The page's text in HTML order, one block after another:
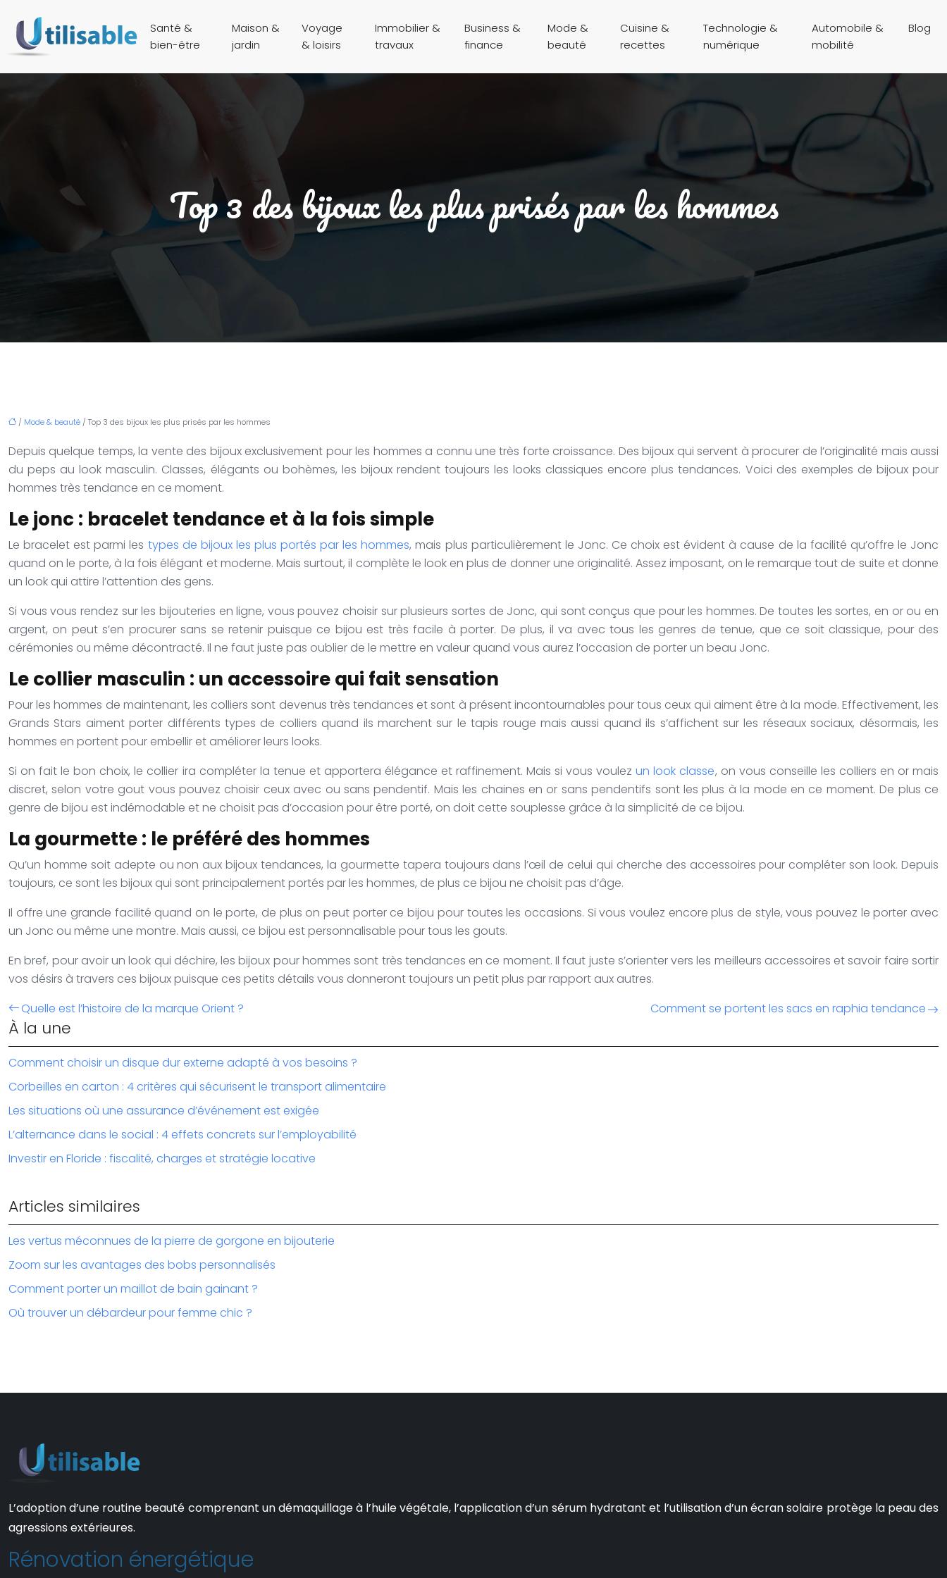
Santé &
bien-être
Maison &
jardin
Voyage
& loisirs
Immobilier &
travaux
Business &
finance
Mode &
beauté
Cuisine &
recettes
Technologie &
numérique
Automobile &
mobilité
Blog
Top 3 des bijoux les plus prisés par les hommes
/ Mode & beauté / Top 3 des bijoux les plus prisés par les hommes
Depuis quelque temps, la vente des bijoux exclusivement pour les hommes a connu une très forte croissance. Des bijoux qui servent à procurer de l’originalité mais aussi
du peps au look masculin. Classes, élégants ou bohèmes, les bijoux rendent toujours les looks classiques encore plus tendances. Voici des exemples de bijoux pour
hommes très tendance en ce moment.
Le jonc : bracelet tendance et à la fois simple
Le bracelet est parmi les types de bijoux les plus portés par les hommes, mais plus particulièrement le Jonc. Ce choix est évident à cause de la facilité qu’offre le Jonc
quand on le porte, à la fois élégant et moderne. Mais surtout, il complète le look en plus de donner une originalité. Assez imposant, on le remarque tout de suite et donne
un look qui attire l’attention des gens.
Si vous vous rendez sur les bijouteries en ligne, vous pouvez choisir sur plusieurs sortes de Jonc, qui sont conçus que pour les hommes. De toutes les sortes, en or ou en
argent, on peut s’en procurer sans se retenir puisque ce bijou est très facile à porter. De plus, il va avec tous les genres de tenue, que ce soit classique, pour des
cérémonies ou même décontracté. Il ne faut juste pas oublier de le mettre en valeur quand vous aurez l’occasion de porter un beau Jonc.
Le collier masculin : un accessoire qui fait sensation
Pour les hommes de maintenant, les colliers sont devenus très tendances et sont à présent incontournables pour tous ceux qui aiment être à la mode. Effectivement, les
Grands Stars aiment porter différents types de colliers quand ils marchent sur le tapis rouge mais aussi quand ils s’affichent sur les réseaux sociaux, désormais, les
hommes en portent pour embellir et améliorer leurs looks.
Si on fait le bon choix, le collier ira compléter la tenue et apportera élégance et raffinement. Mais si vous voulezun look classe, on vous conseille les colliers en or mais
discret, selon votre gout vous pouvez choisir ceux avec ou sans pendentif. Mais les chaines en or sans pendentifs sont les plus à la mode en ce moment. De plus ce
genre de bijou est indémodable et ne choisit pas d’occasion pour être porté, on doit cette souplesse grâce à la simplicité de ce bijou.
La gourmette : le préféré des hommes
Qu’un homme soit adepte ou non aux bijoux tendances, la gourmette tapera toujours dans l’œil de celui qui cherche des accessoires pour compléter son look. Depuis
toujours, ce sont les bijoux qui sont principalement portés par les hommes, de plus ce bijou ne choisit pas d’âge.
Il offre une grande facilité quand on le porte, de plus on peut porter ce bijou pour toutes les occasions. Si vous voulez encore plus de style, vous pouvez le porter avec
un Jonc ou même une montre. Mais aussi, ce bijou est personnalisable pour tous les gouts.
En bref, pour avoir un look qui déchire, les bijoux pour hommes sont très tendances en ce moment. Il faut juste s’orienter vers les meilleurs accessoires et savoir faire sortir
vos désirs à travers ces bijoux puisque ces petits détails vous donneront toujours un petit plus par rapport aux autres.
Quelle est l’histoire de la marque Orient ?
Comment se portent les sacs en raphia tendance
À la une
Comment choisir un disque dur externe adapté à vos besoins ?
Corbeilles en carton : 4 critères qui sécurisent le transport alimentaire
Les situations où une assurance d’événement est exigée
L’alternance dans le social : 4 effets concrets sur l’employabilité
Investir en Floride : fiscalité, charges et stratégie locative
Articles similaires
Les vertus méconnues de la pierre de gorgone en bijouterie
Zoom sur les avantages des bobs personnalisés
Comment porter un maillot de bain gainant ?
Où trouver un débardeur pour femme chic ?
L’adoption d’une routine beauté comprenant un démaquillage à l’huile végétale, l’application d’un sérum hydratant et l’utilisation d’un écran solaire protège la peau des
agressions extérieures.
Rénovation énergétique